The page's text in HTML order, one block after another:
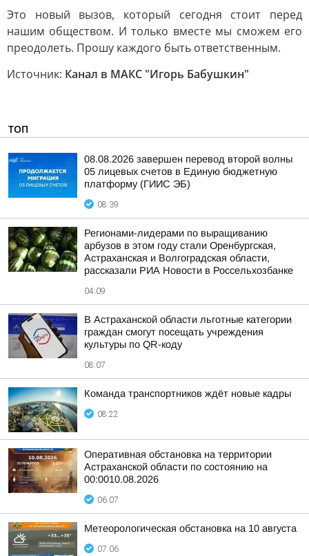
Это новый вызов, который сегодня стоит перед
нашим обществом. И только вместе мы сможем его
преодолеть. Прошу каждого быть ответственным.
Источник: Канал в МАКС "Игорь Бабушкин"
ТОП
08.08.2026 завершен перевод второй волны
05 лицевых счетов в Единую бюджетную
платформу (ГИИС ЭБ)
08:39
Регионами-лидерами по выращиванию
арбузов в этом году стали Оренбургская,
Астраханская и Волгоградская области,
рассказали РИА Новости в Россельхозбанке
04:09
В Астраханской области льготные категории
граждан смогут посещать учреждения
культуры по QR-коду
08:07
Команда транспортников ждёт новые кадры
08:22
Оперативная обстановка на территории
Астраханской области по состоянию на
00:0010.08.2026
06:07
Метеорологическая обстановка на 10 августа
07:06